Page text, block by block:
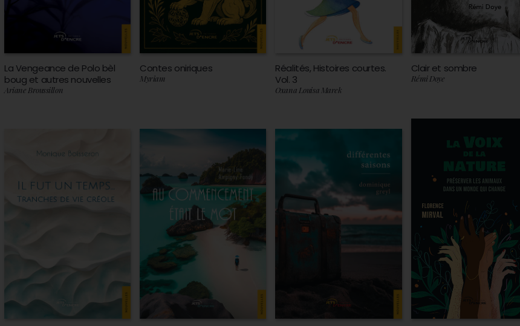
La Vengeance de Polo bèl
boug et autres nouvelles
Ariane Broussillon
Contes oniriques
Myriam
Réalités, Histoires courtes.
Vol. 3
Oxana Louisa Marek
Clair et sombre
Rémi Doye